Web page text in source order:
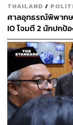
THAILAND /
ศาลอุทธรณ์พิพากษ
IO โจมตี 2 นักปก
โจมตีภายใน 7 วัน